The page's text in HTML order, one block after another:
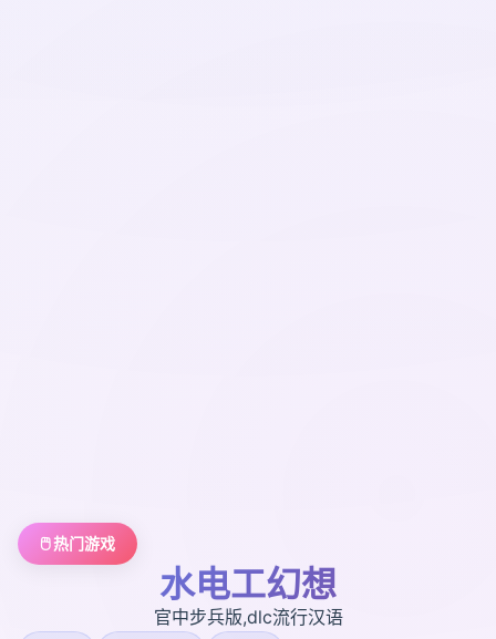
🖱️ 热门游戏
水电工幻想
官中步兵版,dlc流行汉语